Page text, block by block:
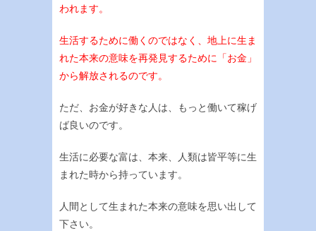
われます。
生活するために働くのではなく、地上に生ま
れた本来の意味を再発見するために「お金」
から解放されるのです。
ただ、お金が好きな人は、もっと働いて稼げ
ば良いのです。
生活に必要な富は、本来、人類は皆平等に生
まれた時から持っています。
人間として生まれた本来の意味を思い出して
下さい。